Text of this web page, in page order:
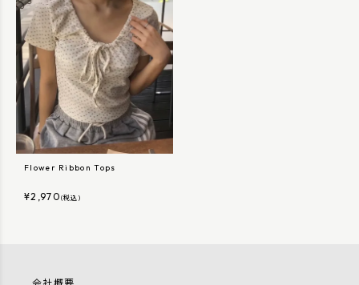
Flower Ribbon Tops
¥2,970 (税込)